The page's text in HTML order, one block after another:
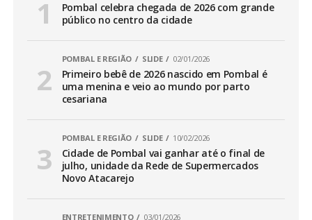
Pombal celebra chegada de 2026 com grande
público no centro da cidade
POMBAL E REGIÃO SLIDE 02/01/2026
Primeiro bebê de 2026 nascido em Pombal é
uma menina e veio ao mundo por parto
cesariana
POMBAL E REGIÃO SLIDE 10/02/2026
Cidade de Pombal vai ganhar até o final de
julho, unidade da Rede de Supermercados
Novo Atacarejo
ENTRETENIMENTO 03/01/2026